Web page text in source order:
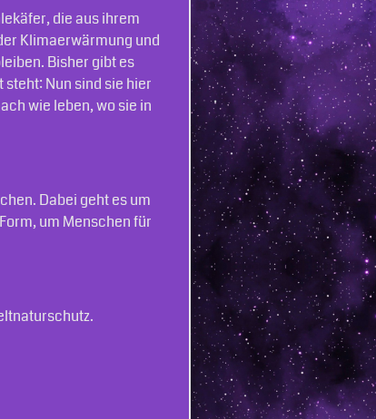
die aus ihrem
Klimaerwärmung und
Bisher gibt es
Nun sind sie hier
wie leben, wo sie in
Dabei geht es um
um Menschen für